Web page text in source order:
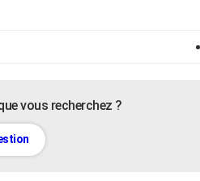
vous recherchez ?